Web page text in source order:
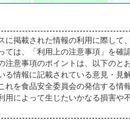
に掲載された情報の利用に際して
ては、「利用上の注意事項」を確
注意事項のポイントは、以下のと
る情報に記載されている意見・見
れを食品安全委員会の発信する情
用によって生じたいかなる損害